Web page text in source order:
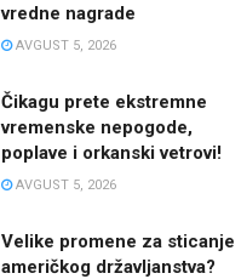
vredne nagrade
AVGUST 5, 2026
Čikagu prete ekstremne
vremenske nepogode,
poplave i orkanski vetrovi!
AVGUST 5, 2026
Velike promene za sticanje
američkog državljanstva?